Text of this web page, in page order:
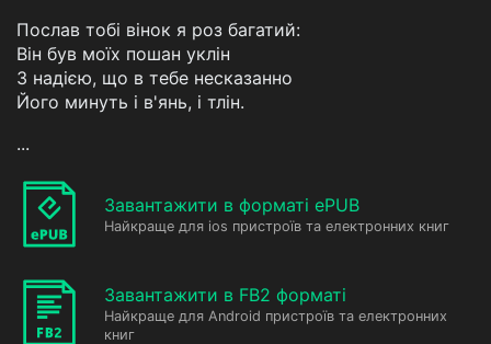
Послав тобі вінок я роз багатий:
Він був моїх пошан уклін
З надією, що в тебе несказанно
Його минуть і в'янь, і тлін.
...
Завантажити в форматі ePUB
Найкраще для ios пристроїв та електронних книг
Завантажити в FB2 форматі
Найкраще для Android пристроїв та електронних
книг